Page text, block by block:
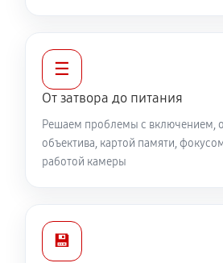
☰
От затвора до питания
Решаем проблемы с включением,
объектива, картой памяти,
работой камеры
💾